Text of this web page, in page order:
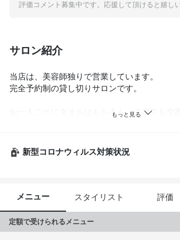
評価コメント募集中です。応援して頂けると嬉し
サロン紹介
当店は、美容師独りで営業しています。
完全予約制の貸し切りサロンです。
お一人ごとにタオルはもちろん、クロスも交
す。
カウンターや椅子など、お客様が触れる部分
小窓は常に開けており、換気扇3台フル稼働&
レイにし、お客様が帰られるたびにドアも開
なり気を使っております。
新型コロナウィルス対策状況
メニュー スタイリスト 評価
定額で受けられるメニュー